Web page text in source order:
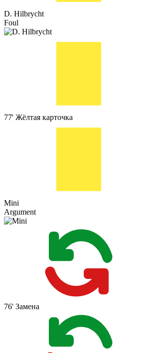
D. Hilbrycht
Foul
77' Жёлтая карточка
Mini
Argument
76' Замена